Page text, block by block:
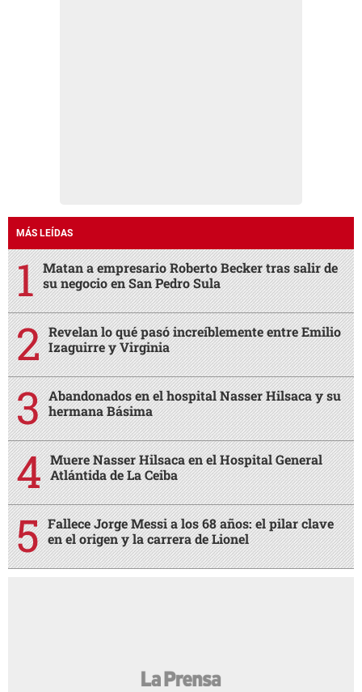
MÁS LEÍDAS
Matan a empresario Roberto Becker tras salir de
su negocio en San Pedro Sula
Revelan lo qué pasó increíblemente entre Emilio
Izaguirre y Virginia
Abandonados en el hospital Nasser Hilsaca y su
hermana Básima
Muere Nasser Hilsaca en el Hospital General
Atlántida de La Ceiba
Fallece Jorge Messi a los 68 años: el pilar clave
en el origen y la carrera de Lionel